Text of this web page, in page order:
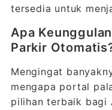
tersedia untuk
Apa
Parkir
Mengingat
mengapa portal
pilihan terbaik bagi